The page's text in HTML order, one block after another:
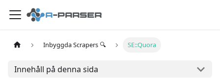
Inbyggda Scrapers 🔍 SE::Quora
Innehåll på denna sida